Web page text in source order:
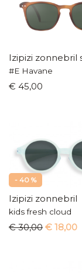
Izipizi zonnebril
#E Havane
€ 45,00
- 40 %
Izipizi zonnebril
kids fresh cloud
€ 30,00 € 18,00